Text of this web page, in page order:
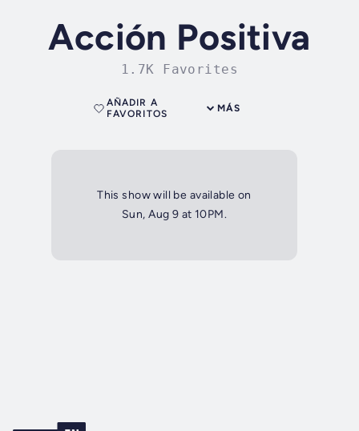
Acción Positiva
1.7K Favorites
MÁS
AÑADIR A
FAVORITOS
This show will be available on
Sun, Aug 9 at 10PM.